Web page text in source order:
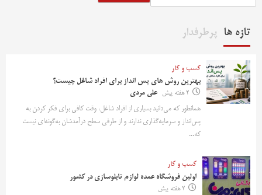
تازه ها پرطرفدار
کسب و کار
بهترین روش‌ های پس‌ انداز برای افراد شاغل چیست؟
2 هفته پیش
علی مردی
همانطور که می‌دانید بسیاری از افراد شاغل، وقت کافی برای فکر کردن به
پس‌انداز و سرمایه‌گذاری ندارند و از طرفی سطح درآمدشان به‌گونه‌ای نیست
که...
کسب و کار
اولین فروشگاه عمده لوازم تابلوسازی در کشور
2 هفته پیش